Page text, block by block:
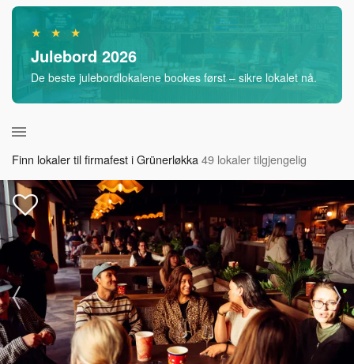
★ ★ ★
Julebord 2026
De beste julebordlokalene bookes først – sikre lokalet nå.
Finn lokaler til firmafest i Grünerløkka49 lokaler tilgjengelig